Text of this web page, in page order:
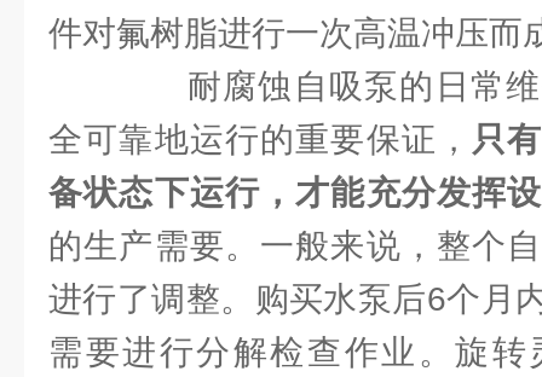
件对氟树脂进行一次高温冲压而
耐腐蚀自吸泵的日常维
全可靠地运行的重要保证， 只
备状态下运行，才能充分发挥
的生产需要。一般来说，整个
进行了调整。购买水泵后6个月
需要进行分解检查作业。旋